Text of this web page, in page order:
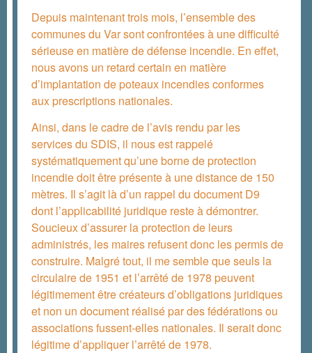
Depuis maintenant trois mois, l’ensemble des
communes du Var sont confrontées à une difficulté
sérieuse en matière de défense incendie. En effet,
nous avons un retard certain en matière
d’implantation de poteaux incendies conformes
aux prescriptions nationales.
Ainsi, dans le cadre de l’avis rendu par les
services du SDIS, il nous est rappelé
systématiquement qu’une borne de protection
incendie doit être présente à une distance de 150
mètres. Il s’agit là d’un rappel du document D9
dont l’applicabilité juridique reste à démontrer.
Soucieux d’assurer la protection de leurs
administrés, les maires refusent donc les permis de
construire. Malgré tout, il me semble que seuls la
circulaire de 1951 et l’arrêté de 1978 peuvent
légitimement être créateurs d’obligations juridiques
et non un document réalisé par des fédérations ou
associations fussent-elles nationales. Il serait donc
légitime d’appliquer l’arrêté de 1978.